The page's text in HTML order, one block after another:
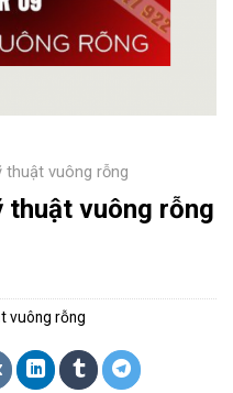
thuật vuông rỗng
thuật vuông rỗng
vuông rỗng